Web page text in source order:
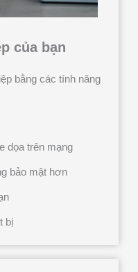
của bạn
bằng các tính năng
dọa trên mạng
bảo mật hơn
bị